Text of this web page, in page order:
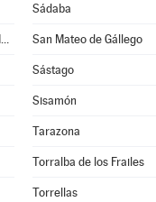
Sádaba
San Martín de la Virgen de Moncayo San Mateo de Gállego
Sástago
Sisamón
Tarazona
Torralba de los Frailes
Torrellas